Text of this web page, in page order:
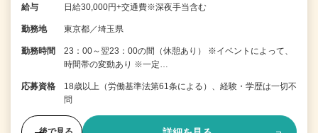
給与 日給30,000円+交通費※深夜手当含む
勤務地 東京都／埼玉県
勤務時間
23：00～翌23：00の間（休憩あり） ※イベントによって、
時間帯の変動あり ※一定…
応募資格
18歳以上（労働基準法第61条による）、経験・学歴は一切不
問